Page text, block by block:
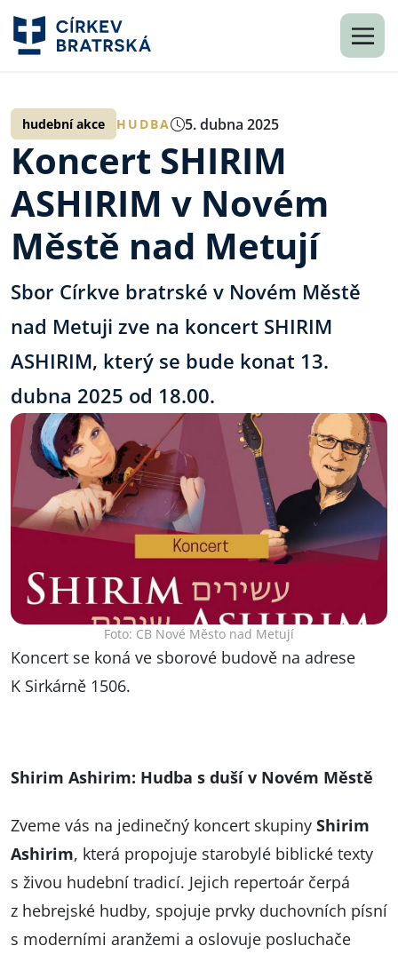
hudební akce HUDBA 5. dubna 2025
Koncert SHIRIM
ASHIRIM v Novém
Městě nad Metují
Sbor Církve bratrské v Novém Městě
nad Metuji zve na koncert SHIRIM
ASHIRIM, který se bude konat 13.
dubna 2025 od 18.00.
Foto: CB Nové Město nad Metují
Koncert se koná ve sborové budově na adrese
K Sirkárně 1506.
Shirim Ashirim: Hudba s duší v Novém Městě
Zveme vás na jedinečný koncert skupiny Shirim
Ashirim, která propojuje starobylé biblické texty
s živou hudební tradicí. Jejich repertoár čerpá
z hebrejské hudby, spojuje prvky duchovních písní
s moderními aranžemi a oslovuje posluchače